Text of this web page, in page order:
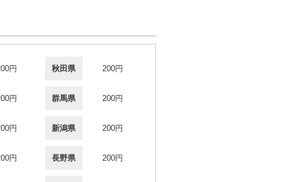
円 秋田県 200円
円 群馬県 200円
円 新潟県 200円
円 長野県 200円